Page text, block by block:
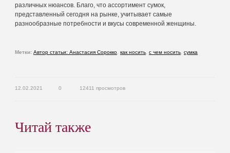
различных нюансов. Благо, что ассортимент сумок,
представленный сегодня на рынке, учитывает самые
разнообразные потребности и вкусы современной женщины.
Метки: Автор статьи: Анастасия Сорокко, как носить, с чем носить, сумка
12.02.2021 0 12411 просмотров
Читай также